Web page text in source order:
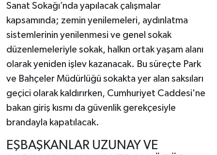
Sanat Sokağı’nda yapılacak çalışmalar
kapsamında; zemin yenilemeleri, aydınlatma
sistemlerinin yenilenmesi ve genel sokak
düzenlemeleriyle sokak, halkın ortak yaşam alanı
olarak yeniden işlev kazanacak. Bu süreçte Park
ve Bahçeler Müdürlüğü sokakta yer alan saksıları
geçici olarak kaldırırken, Cumhuriyet Caddesi'ne
bakan giriş kısmı da güvenlik gerekçesiyle
brandayla kapatılacak.
EŞBAŞKANLAR UZUNAY VE